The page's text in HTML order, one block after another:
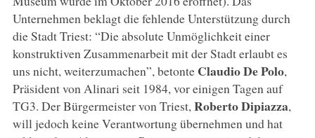
Unternehmen beklagt die fehlende Unterstützung durch
die Stadt Triest: “Die absolute Unmöglichkeit einer
konstruktiven Zusammenarbeit mit der Stadt erlaubt es
uns nicht, weiterzumachen”, betonte Claudio De Polo,
Präsident von Alinari seit 1984, vor einigen Tagen auf
TG3. Der Bürgermeister von Triest, Roberto Dipiazza,
will jedoch keine Verantwortung übernehmen und hat